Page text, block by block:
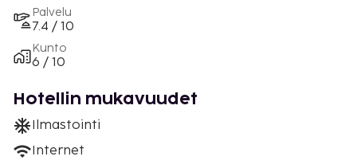
Palvelu
7.4 / 10
Kunto
6 / 10
Hotellin mukavuudet
Ilmastointi
Internet